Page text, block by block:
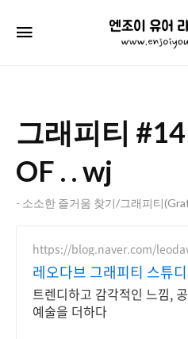
그래피티
OF . . wj
- 소소한 즐거움 찾기/그래피티
https://blog.naver.com/
레오다브 그래피티 스튜
트렌디하고 감각적인 느낌,
예술을 더하다